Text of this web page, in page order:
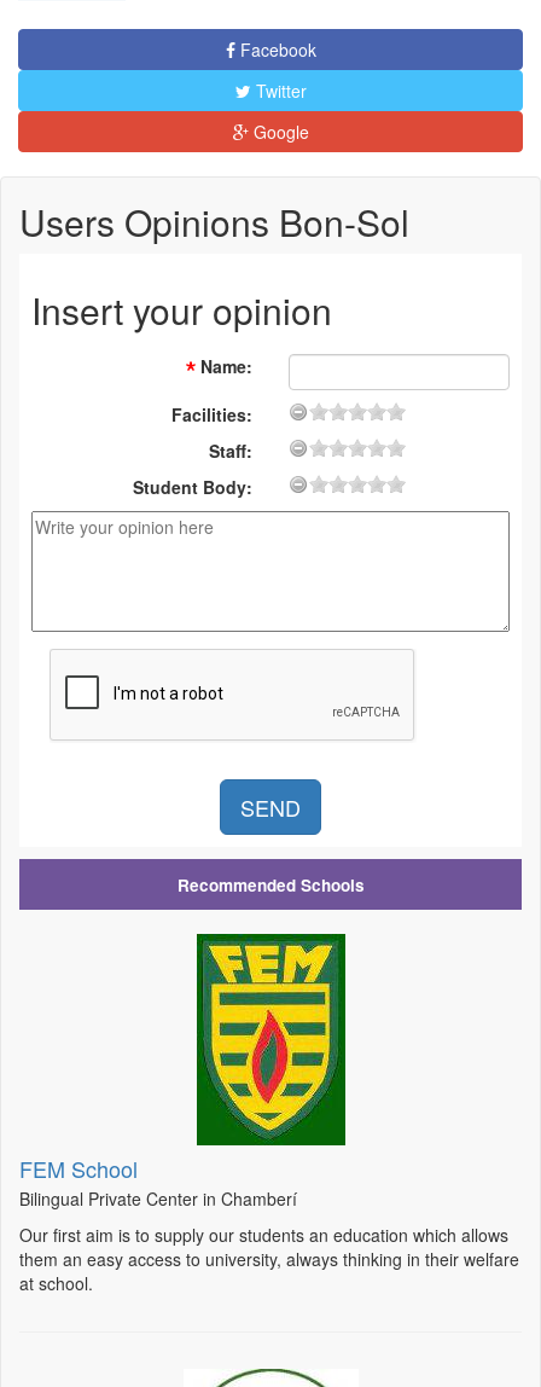
Facebook
Twitter
Google
Users Opinions Bon-Sol
Insert your opinion
Name:
Facilities:
Staff:
Student Body:
Recommended Schools
FEM School
Bilingual Private Center in Chamberí
Our first aim is to supply our students an education which allows
them an easy access to university, always thinking in their welfare
at school.